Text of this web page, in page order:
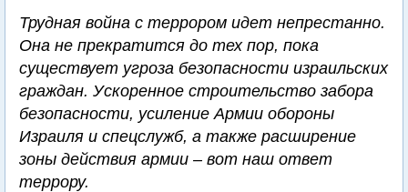
Трудная война с террором идет непрестанно.
Она не прекратится до тех пор, пока
существует угроза безопасности израильских
граждан. Ускоренное строительство забора
безопасности, усиление Армии обороны
Израиля и спецслужб, а также расширение
зоны действия армии – вот наш ответ
террору.